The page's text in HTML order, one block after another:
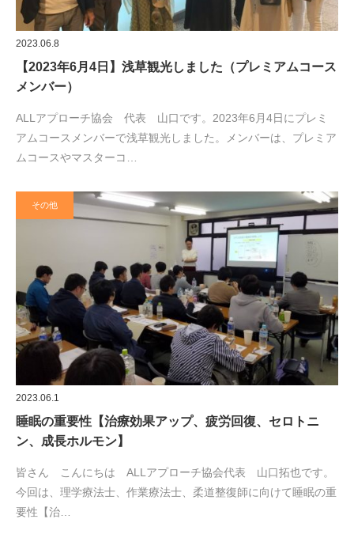
2023.06.8
【2023年6月4日】浅草観光しました（プレミアムコース
メンバー）
ALLアプローチ協会 代表 山口です。2023年6月4日にプレミ
アムコースメンバーで浅草観光しました。メンバーは、プレミア
ムコースやマスターコ…
その他
2023.06.1
睡眠の重要性【治療効果アップ、疲労回復、セロトニ
ン、成長ホルモン】
皆さん こんにちは ALLアプローチ協会代表 山口拓也です。
今回は、理学療法士、作業療法士、柔道整復師に向けて睡眠の重
要性【治…